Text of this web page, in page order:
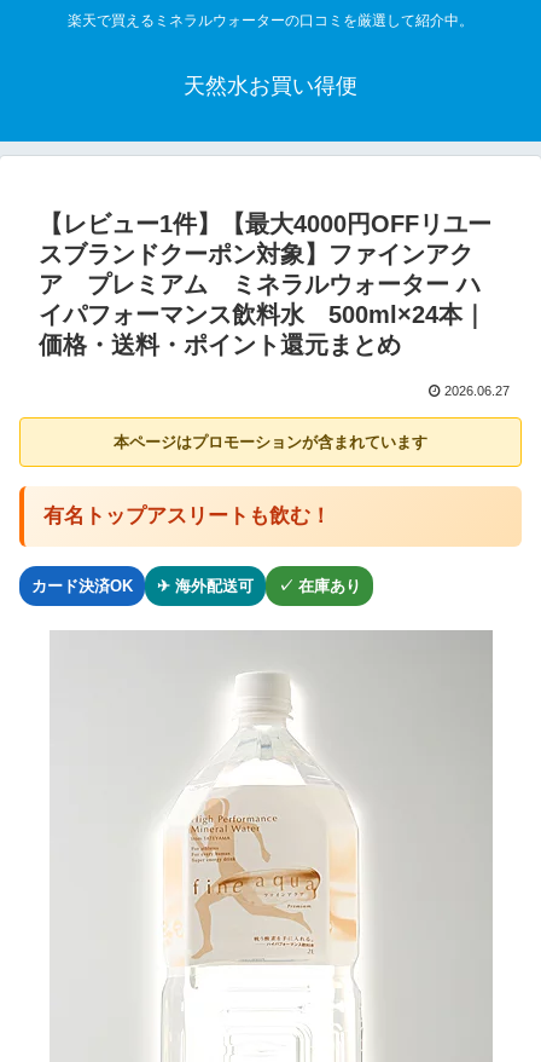
楽天で買えるミネラルウォーターの口コミを厳選して紹介中。
天然水お買い得便
【レビュー1件】【最大4000円OFFリユー
スブランドクーポン対象】ファインアク
ア プレミアム ミネラルウォーター ハ
イパフォーマンス飲料水 500ml×24本｜
価格・送料・ポイント還元まとめ
2026.06.27
本ページはプロモーションが含まれています
有名トップアスリートも飲む！
カード決済OK ✈ 海外配送可 ✓ 在庫あり